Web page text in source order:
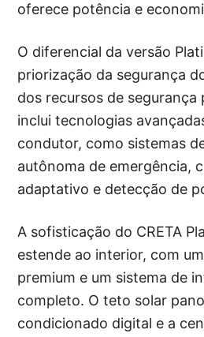
oferece potência e
O diferencial da versão
priorização da segurança
dos recursos de segurança
inclui tecnologias
condutor, como sistemas
autônoma de emergência,
adaptativo e detecção de
A sofisticação do CRETA
estende ao interior, com
premium e um sistema de
completo. O teto solar
condicionado digital e a